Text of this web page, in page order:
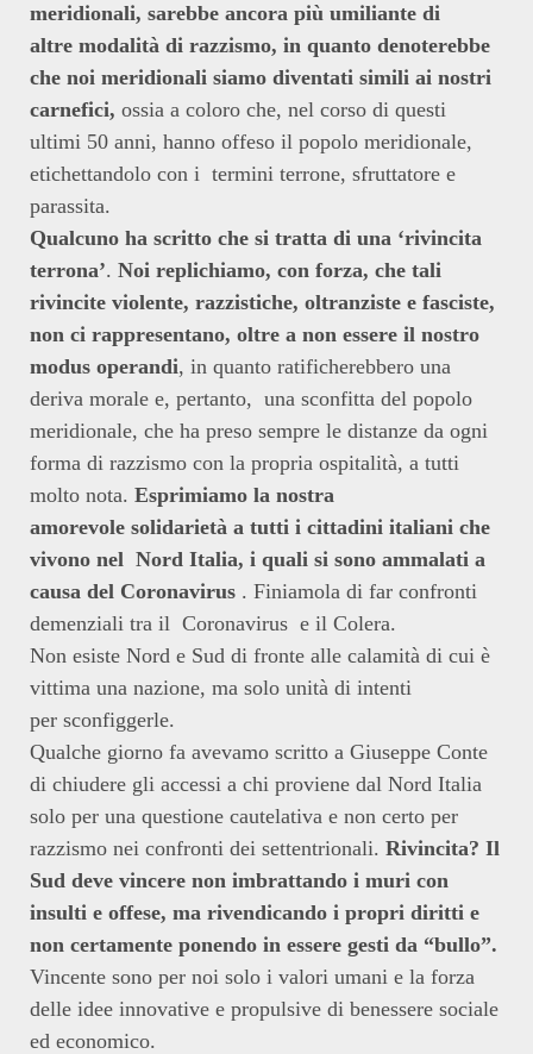
meridionali, sarebbe ancora più umiliante di
altre modalità di razzismo, in quanto denoterebbe
che noi meridionali siamo diventati simili ai nostri
carnefici, ossia a coloro che, nel corso di questi
ultimi 50 anni, hanno offeso il popolo meridionale,
etichettandolo con i termini terrone, sfruttatore e
parassita.
Qualcuno ha scritto che si tratta di una ‘rivincita
terrona’. Noi replichiamo, con forza, che tali
rivincite violente, razzistiche, oltranziste e fasciste,
non ci rappresentano, oltre a non essere il nostro
modus operandi, in quanto ratificherebbero una
deriva morale e, pertanto, una sconfitta del popolo
meridionale, che ha preso sempre le distanze da ogni
forma di razzismo con la propria ospitalità, a tutti
molto nota. Esprimiamo la nostra
amorevole solidarietà a tutti i cittadini italiani che
vivono nel Nord Italia, i quali si sono ammalati a
causa del Coronavirus . Finiamola di far confronti
demenziali tra il Coronavirus e il Colera.
Non esiste Nord e Sud di fronte alle calamità di cui è
vittima una nazione, ma solo unità di intenti
per sconfiggerle.
Qualche giorno fa avevamo scritto a Giuseppe Conte
di chiudere gli accessi a chi proviene dal Nord Italia
solo per una questione cautelativa e non certo per
razzismo nei confronti dei settentrionali. Rivincita? Il
Sud deve vincere non imbrattando i muri con
insulti e offese, ma rivendicando i propri diritti e
non certamente ponendo in essere gesti da “bullo”.
Vincente sono per noi solo i valori umani e la forza
delle idee innovative e propulsive di benessere sociale
ed economico.